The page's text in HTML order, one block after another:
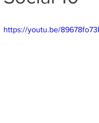
https://youtu.be/